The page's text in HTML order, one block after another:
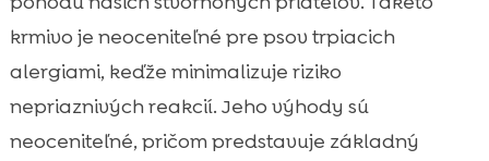
krmivo je neoceniteľné pre psov trpiacich
alergiami, keďže minimalizuje riziko
nepriaznivých reakcií. Jeho výhody sú
neoceniteľné, pričom predstavuje základný